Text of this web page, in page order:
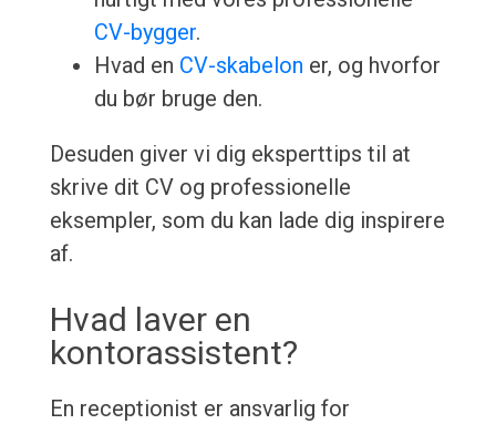
CV-bygger.
Hvad en CV-skabelon er, og hvorfor
du bør bruge den.
Desuden giver vi dig eksperttips til at
skrive dit CV og professionelle
eksempler, som du kan lade dig inspirere
af.
Hvad laver en
kontorassistent?
En receptionist er ansvarlig for